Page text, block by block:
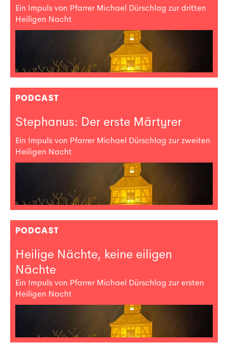
Ein Impuls von Pfarrer Michael Dürschlag zur dritten
Heiligen Nacht
PODCAST
Stephanus: Der erste Märtyrer
Ein Impuls von Pfarrer Michael Dürschlag zur zweiten
Heiligen Nacht
PODCAST
Heilige Nächte, keine eiligen
Nächte
Ein Impuls von Pfarrer Michael Dürschlag zur ersten
Heiligen Nacht